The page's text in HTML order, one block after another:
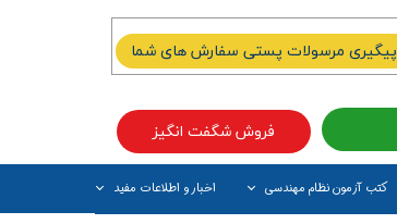
کتب آزمون نظام مهندسی اخبار و اطلاعات مفید
فروش شگفت انگیز
پیگیری مرسولات پستی سفارش های شما